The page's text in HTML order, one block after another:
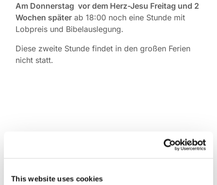
This website uses cookies
Am Donnerstag vor dem Herz-Jesu Freitag und 2
Wochen später ab 18:00 noch eine Stunde mit
Lobpreis und Bibelauslegung.
Diese zweite Stunde findet in den großen Ferien
nicht statt.